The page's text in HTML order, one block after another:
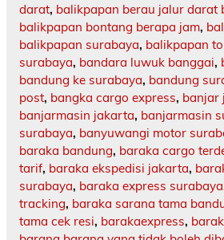
darat, balikpapan berau jalur darat
balikpapan bontang berapa jam,
balikpapan surabaya, balikpapan
surabaya, bandara luwuk banggai,
bandung ke surabaya, bandung
post, bangka cargo express, banjar
banjarmasin jakarta, banjarmasin
surabaya, banyuwangi motor
baraka bandung, baraka cargo
tarif, baraka ekspedisi jakarta,
surabaya, baraka express surabaya
tracking, baraka sarana tama
tama cek resi, barakaexpress,